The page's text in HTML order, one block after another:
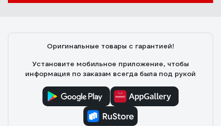
Оригинальные товары с гарантией!
Установите мобильное приложение, чтобы
информация по заказам всегда была под рукой